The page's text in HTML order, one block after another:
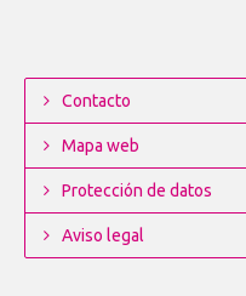
Contacto
Mapa web
Protección de datos
Aviso legal